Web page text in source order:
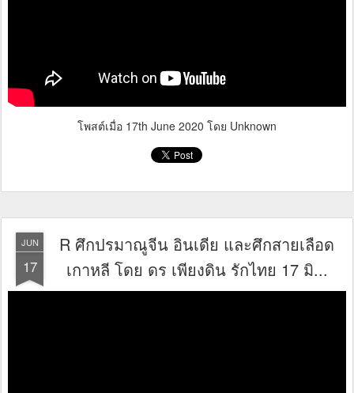
โพสต์เมื่อ 17th June 2020 โดย Unknown
JUN
17
R ศึกปรมาณูจีน อินเดีย และศึกสายเลือด
เกาหลี โดย ดร เพียงดิน รักไทย 17 มิ...